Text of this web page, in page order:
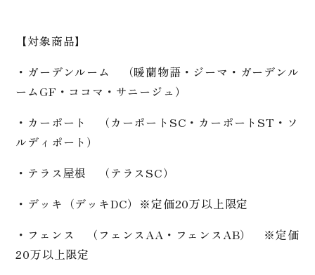
【対象商品】
・ガーデンルーム （暖蘭物語・ジーマ・ガーデンル
ームGF・ココマ・サニージュ）
・カーポート （カーポートSC・カーポートST・ソ
ルディポート）
・テラス屋根 （テラスSC）
・デッキ（デッキDC）※定価20万以上限定
・フェンス （フェンスAA・フェンスAB） ※定価
20万以上限定